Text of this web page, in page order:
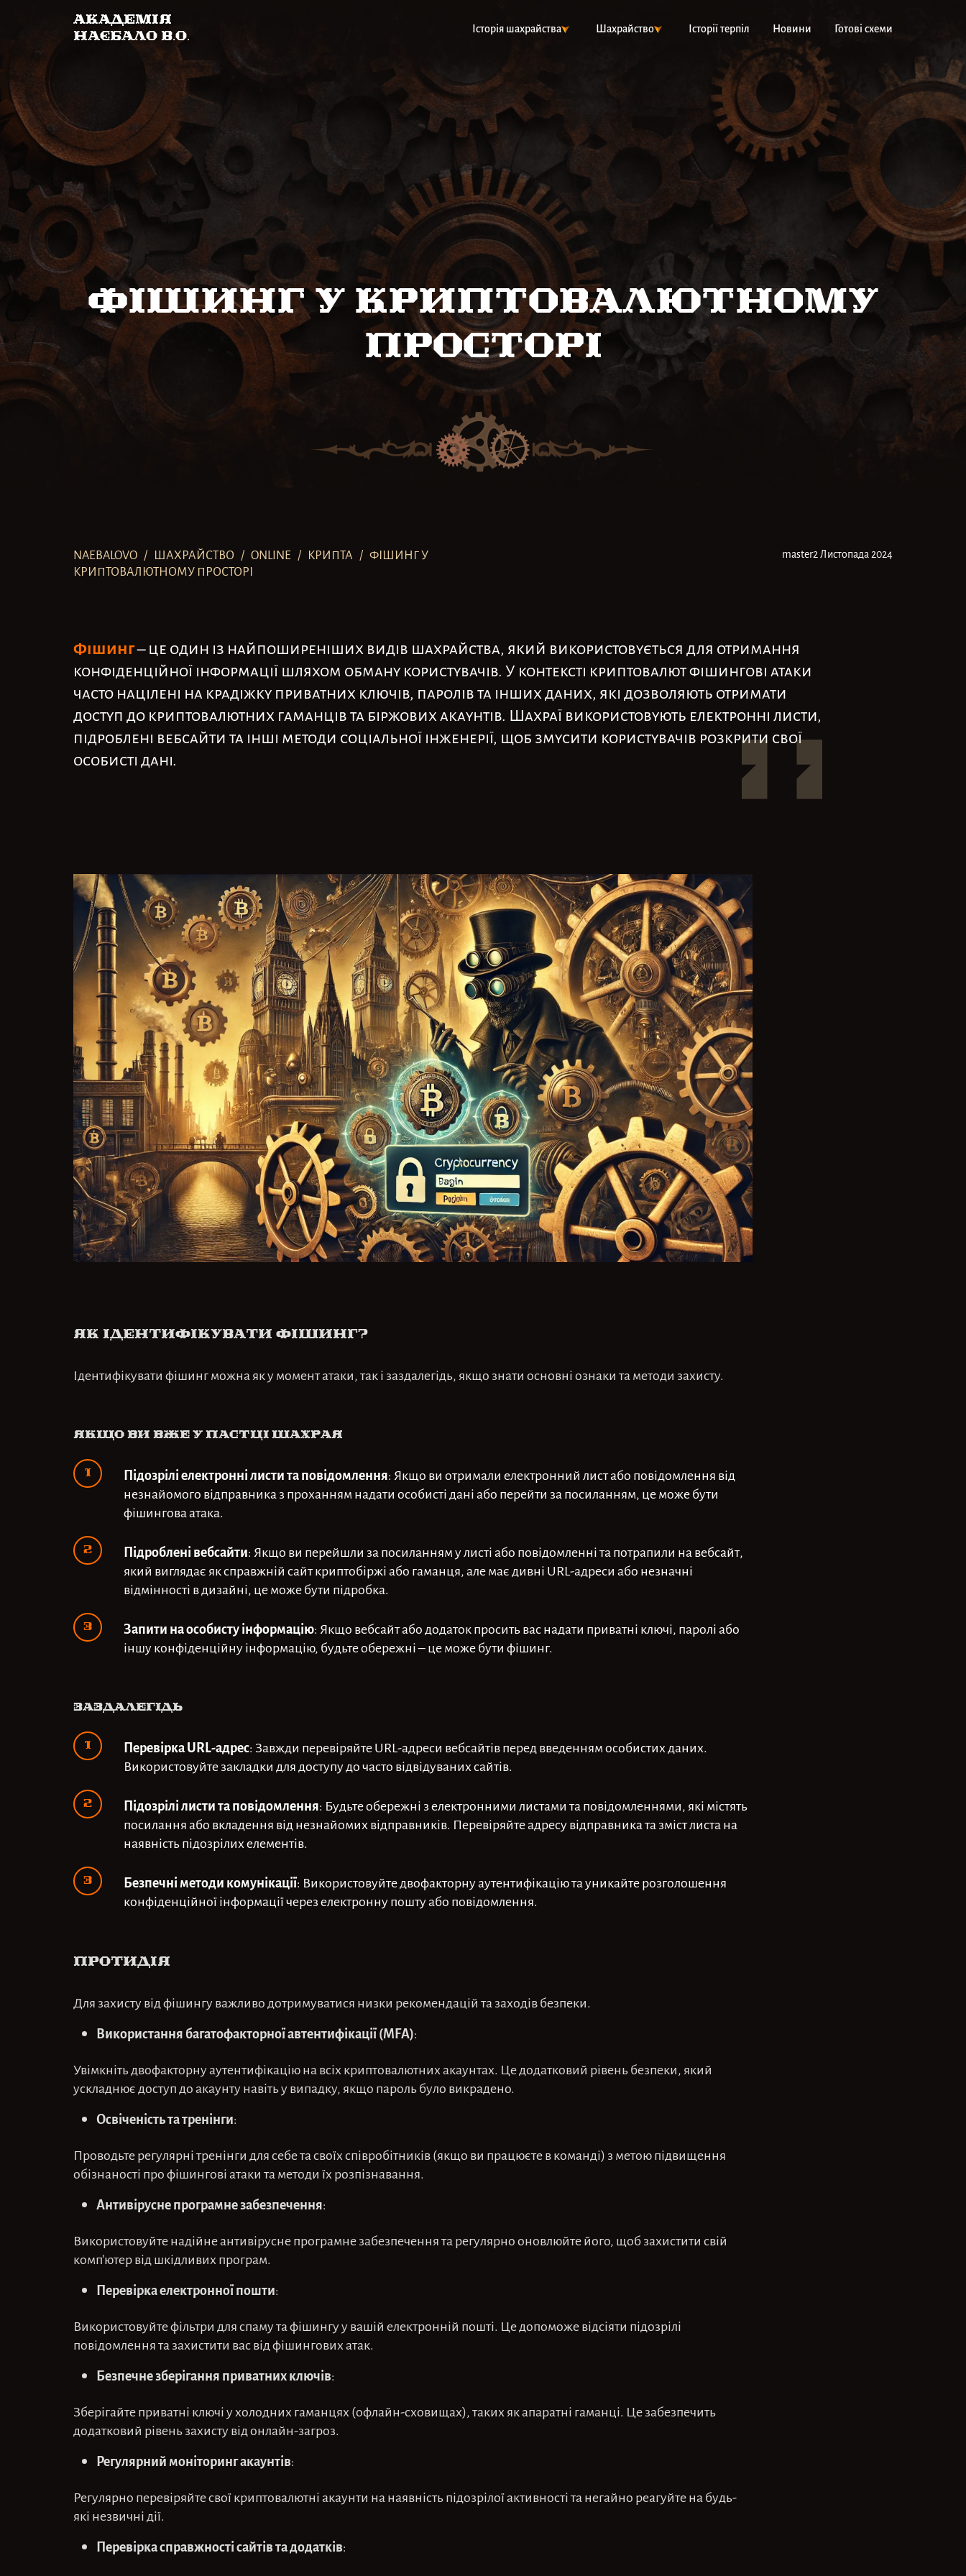
Академія
Наєбало В.О.
Історія шахрайства Шахрайство Історії терпіл Новини Готові схеми
Фішинг у криптовалютному
просторі
NAEBALOVO / ШАХРАЙСТВО / ONLINE / КРИПТА / ФІШИНГ У
КРИПТОВАЛЮТНОМУ ПРОСТОРІ
master2 Листопада 2024
Фішинг– це один із найпоширеніших видів шахрайства, який використовується для отримання
конфіденційної інформації шляхом обману користувачів. У контексті криптовалют фішингові атаки
часто націлені на крадіжку приватних ключів, паролів та інших даних, які дозволяють отримати
доступ до криптовалютних гаманців та біржових акаунтів. Шахраї використовують електронні листи,
підроблені вебсайти та інші методи соціальної інженерії, щоб змусити користувачів розкрити свої
особисті дані.
Як ідентифікувати фішинг?
Ідентифікувати фішинг можна як у момент атаки, так і заздалегідь, якщо знати основні ознаки та методи захисту.
Якщо ви вже у пастці шахрая
Підозрілі електронні листи та повідомлення: Якщо ви отримали електронний лист або повідомлення від
незнайомого відправника з проханням надати особисті дані або перейти за посиланням, це може бути
фішингова атака.
Підроблені вебсайти: Якщо ви перейшли за посиланням у листі або повідомленні та потрапили на вебсайт,
який виглядає як справжній сайт криптобіржі або гаманця, але має дивні URL-адреси або незначні
відмінності в дизайні, це може бути підробка.
Запити на особисту інформацію: Якщо вебсайт або додаток просить вас надати приватні ключі, паролі або
іншу конфіденційну інформацію, будьте обережні – це може бути фішинг.
Заздалегідь
Перевірка URL-адрес: Завжди перевіряйте URL-адреси вебсайтів перед введенням особистих даних.
Використовуйте закладки для доступу до часто відвідуваних сайтів.
Підозрілі листи та повідомлення: Будьте обережні з електронними листами та повідомленнями, які містять
посилання або вкладення від незнайомих відправників. Перевіряйте адресу відправника та зміст листа на
наявність підозрілих елементів.
Безпечні методи комунікації: Використовуйте двофакторну аутентифікацію та уникайте розголошення
конфіденційної інформації через електронну пошту або повідомлення.
Протидія
Для захисту від фішингу важливо дотримуватися низки рекомендацій та заходів безпеки.
Використання багатофакторної автентифікації (MFA):
Увімкніть двофакторну аутентифікацію на всіх криптовалютних акаунтах. Це додатковий рівень безпеки, який
ускладнює доступ до акаунту навіть у випадку, якщо пароль було викрадено.
Освіченість та тренінги:
Проводьте регулярні тренінги для себе та своїх співробітників (якщо ви працюєте в команді) з метою підвищення
обізнаності про фішингові атаки та методи їх розпізнавання.
Антивірусне програмне забезпечення:
Використовуйте надійне антивірусне програмне забезпечення та регулярно оновлюйте його, щоб захистити свій
комп’ютер від шкідливих програм.
Перевірка електронної пошти:
Використовуйте фільтри для спаму та фішингу у вашій електронній пошті. Це допоможе відсіяти підозрілі
повідомлення та захистити вас від фішингових атак.
Безпечне зберігання приватних ключів:
Зберігайте приватні ключі у холодних гаманцях (офлайн-сховищах), таких як апаратні гаманці. Це забезпечить
додатковий рівень захисту від онлайн-загроз.
Регулярний моніторинг акаунтів:
Регулярно перевіряйте свої криптовалютні акаунти на наявність підозрілої активності та негайно реагуйте на будь-
які незвичні дії.
Перевірка справжності сайтів та додатків: